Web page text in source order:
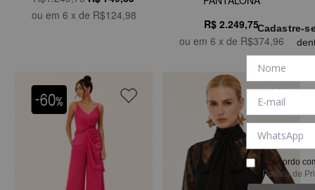
ou em 6 x de R$124,98
R$ 2.249,75
ou em 6 x de R$374,96
Cadastre-
Concordo
Política de